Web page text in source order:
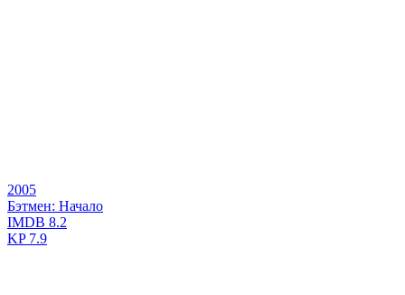
2005
Бэтмен: Начало
IMDB 8.2
KP7.9